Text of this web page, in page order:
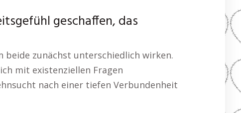
geschaffen, das
beide zunächst unterschiedlich wirken.
mit existenziellen Fragen
nach einer tiefen Verbundenheit